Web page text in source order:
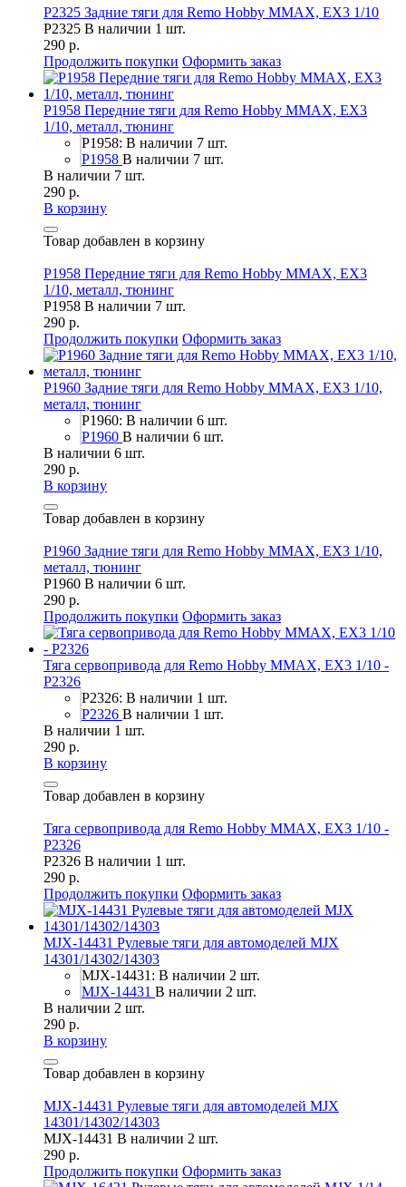
P2325 Задние тяги для Remo Hobby MMAX, EX3 1/10
P2325 В наличии 1 шт.
290 р.
Продолжить покупки Оформить заказ
P1958 Передние тяги для Remo Hobby MMAX, EX3
1/10, металл, тюнинг
P1958: В наличии 7 шт.
P1958 В наличии 7 шт.
В наличии 7 шт.
290 р.
В корзину
Товар добавлен в корзину
P1958 Передние тяги для Remo Hobby MMAX, EX3
1/10, металл, тюнинг
P1958 В наличии 7 шт.
290 р.
Продолжить покупки Оформить заказ
P1960 Задние тяги для Remo Hobby MMAX, EX3 1/10,
металл, тюнинг
P1960: В наличии 6 шт.
P1960 В наличии 6 шт.
В наличии 6 шт.
290 р.
В корзину
Товар добавлен в корзину
P1960 Задние тяги для Remo Hobby MMAX, EX3 1/10,
металл, тюнинг
P1960 В наличии 6 шт.
290 р.
Продолжить покупки Оформить заказ
Тяга сервопривода для Remo Hobby MMAX, EX3 1/10 -
P2326
P2326: В наличии 1 шт.
P2326 В наличии 1 шт.
В наличии 1 шт.
290 р.
В корзину
Товар добавлен в корзину
Тяга сервопривода для Remo Hobby MMAX, EX3 1/10 -
P2326
P2326 В наличии 1 шт.
290 р.
Продолжить покупки Оформить заказ
MJX-14431 Рулевые тяги для автомоделей MJX
14301/14302/14303
MJX-14431: В наличии 2 шт.
MJX-14431 В наличии 2 шт.
В наличии 2 шт.
290 р.
В корзину
Товар добавлен в корзину
MJX-14431 Рулевые тяги для автомоделей MJX
14301/14302/14303
MJX-14431 В наличии 2 шт.
290 р.
Продолжить покупки Оформить заказ